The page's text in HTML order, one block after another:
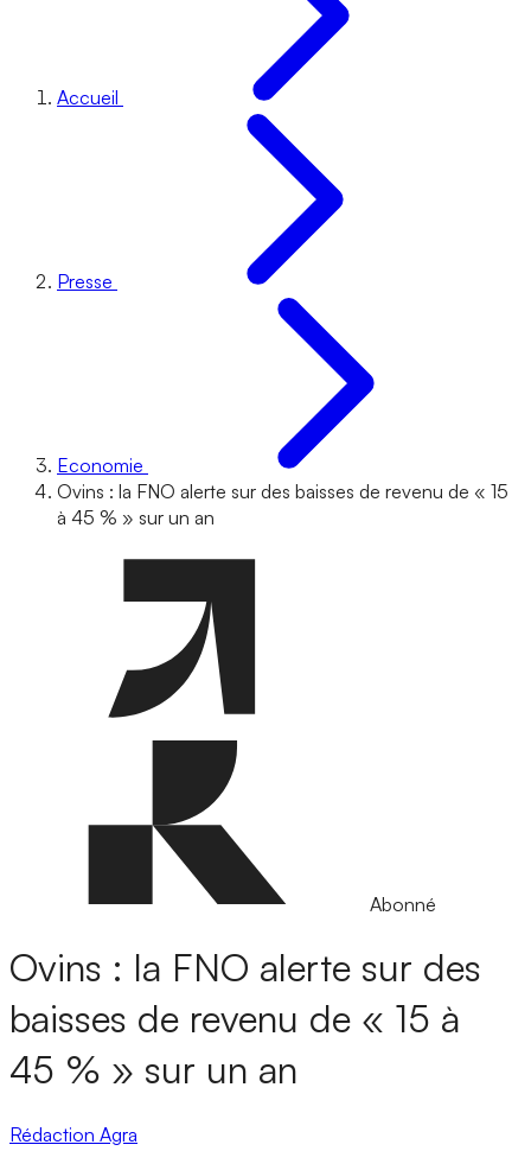
Accueil
Presse
Economie
Ovins : la FNO alerte sur des baisses de revenu de « 15
à 45 % » sur un an
Abonné
Ovins : la FNO alerte sur des
baisses de revenu de « 15 à
45 % » sur un an
Rédaction Agra